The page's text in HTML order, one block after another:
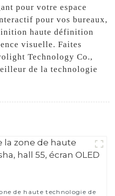
pour votre espace
pour vos bureaux,
haute définition
visuelle. Faites
Technology Co.,
de la technologie
de haute technologie de